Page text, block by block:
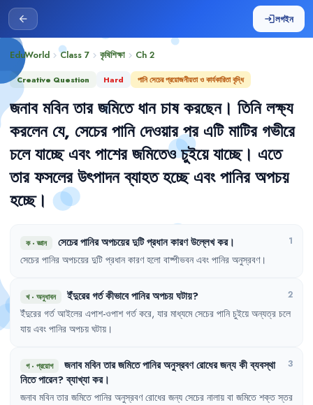
arrow_back loginলগইন
EduWorld chevron_rightClass 7 chevron_right কৃষিশিক্ষা chevron_right Ch 2
Creative Question Hard পানি সেচের প্রয়োজনীয়তা ও কার্যকারিতা বৃদ্ধি
জনাব মবিন তার জমিতে ধান চাষ করছেন। তিনি লক্ষ্য
করলেন যে, সেচের পানি দেওয়ার পর এটি মাটির গভীরে
চলে যাচ্ছে এবং পাশের জমিতেও চুইয়ে যাচ্ছে। এতে
তার ফসলের উৎপাদন ব্যাহত হচ্ছে এবং পানির অপচয়
হচ্ছে।
ক·জ্ঞান সেচেরপানিরঅপচয়েরদুটিপ্রধানকারণউল্লেখকর। 1
সেচের পানির অপচয়ের দুটি প্রধান কারণ হলো বাষ্পীভবন এবং পানির অনুস্রবণ।
খ· অনুধাবন ইঁদুরেরগর্তকীভাবেপানিরঅপচয়ঘটায়? 2
ইঁদুরের গর্ত আইলের এপাশ-ওপাশ গর্ত করে, যার মাধ্যমে সেচের পানি চুইয়ে অন্যত্র চলে
যায় এবং পানির অপচয় ঘটায় ।
গ· প্রয়োগ জনাবমবিনতারজমিতেপানিরঅনুস্রবণরোধেরজন্যকীব্যবস্থা
নিতেপারেন?ব্যাখ্যাকর।
3
জনাব মবিন তার জমিতে পানির অনুস্রবণ রোধের জন্য সেচের নালায় বা জমিতে শক্ত স্তর